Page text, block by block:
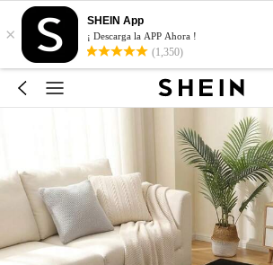
×
SHEIN App
¡ Descarga la APP Ahora !
(1,350)